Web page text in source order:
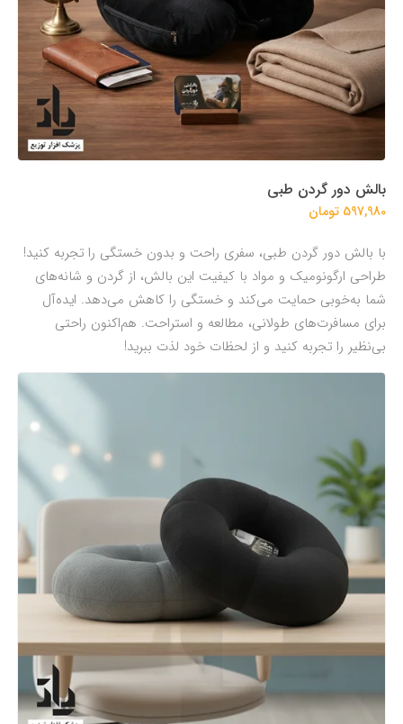
بالش دور گردن طبی
597,980 تومان
با بالش دور گردن طبی، سفری راحت و بدون خستگی را تجربه کنید!
طراحی ارگونومیک و مواد با کیفیت این بالش، از گردن و شانه‌های
شما به‌خوبی حمایت می‌کند و خستگی را کاهش می‌دهد. ایده‌آل
برای مسافرت‌های طولانی، مطالعه و استراحت. هم‌اکنون راحتی
بی‌نظیر را تجربه کنید و از لحظات خود لذت ببرید!